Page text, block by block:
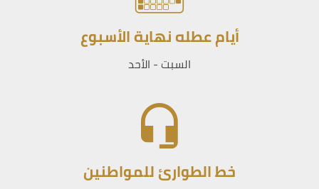
أيام عطله نهاية الأسبوع
السبت - الأحد
خط الطوارئ للمواطنين